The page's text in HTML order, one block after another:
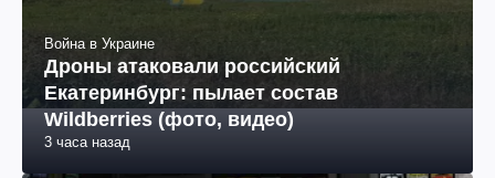
Война в Украине
Дроны атаковали российский
Екатеринбург: пылает состав
Wildberries (фото, видео)